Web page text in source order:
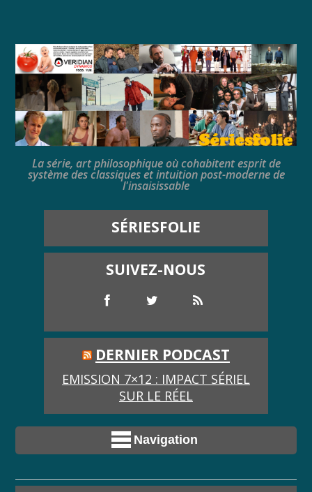
La série, art philosophique où cohabitent esprit de
système des classiques et intuition post-moderne de
l'insaisissable
SÉRIESFOLIE
SUIVEZ-NOUS
DERNIER PODCAST
EMISSION 7×12 : IMPACT SÉRIEL
SUR LE RÉEL
Navigation